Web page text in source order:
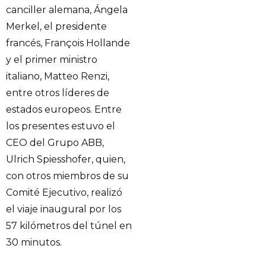
canciller alemana, Ángela
Merkel, el presidente
francés, François Hollande
y el primer ministro
italiano, Matteo Renzi,
entre otros líderes de
estados europeos. Entre
los presentes estuvo el
CEO del Grupo ABB,
Ulrich Spiesshofer, quien,
con otros miembros de su
Comité Ejecutivo, realizó
el viaje inaugural por los
57 kilómetros del túnel en
30 minutos.